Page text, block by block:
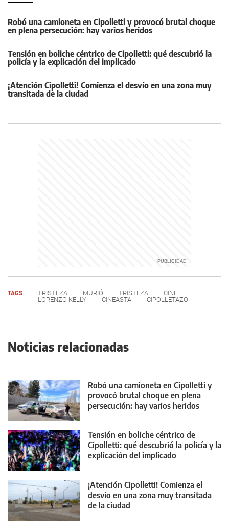
Robó una camioneta en Cipolletti y provocó brutal choque
en plena persecución: hay varios heridos
Tensión en boliche céntrico de Cipolletti: qué descubrió la
policía y la explicación del implicado
¡Atención Cipolletti! Comienza el desvío en una zona muy
transitada de la ciudad
TAGS TRISTEZA MURIÓ TRISTEZA
CINE
LORENZO KELLY
CINEASTA CIPOLLETAZO
Noticias relacionadas
Robó una camioneta en Cipolletti y
provocó brutal choque en plena
persecución: hay varios heridos
Tensión en boliche céntrico de
Cipolletti: qué descubrió la policía y la
explicación del implicado
¡Atención Cipolletti! Comienza el
desvío en una zona muy transitada
de la ciudad